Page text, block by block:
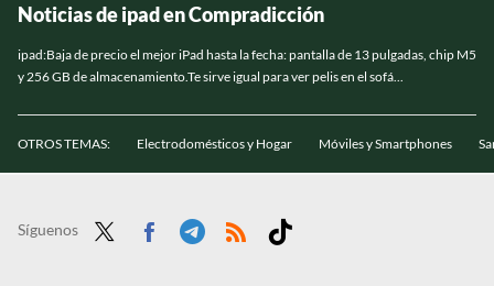
Noticias de ipad en Compradicción
ipad:Baja de precio el mejor iPad hasta la fecha: pantalla de 13 pulgadas, chip M5
y 256 GB de almacenamiento.Te sirve igual para ver pelis en el sofá...
OTROS TEMAS: Electrodomésticos y Hogar Móviles y Smartphones
Síguenos